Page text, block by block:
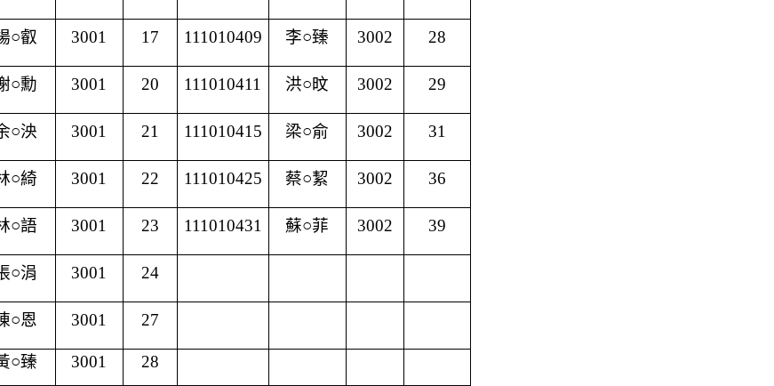
○叡 3001 17 111010409 李○臻 3002 28
○勳 3001 20 111010411 洪○旼 3002 29
○泱 3001 21 111010415 梁○俞 3002 31
○綺 3001 22 111010425 蔡○絜 3002 36
○語 3001 23 111010431 蘇○菲 3002 39
○涓 3001 24
○恩 3001 27
○臻 3001 28